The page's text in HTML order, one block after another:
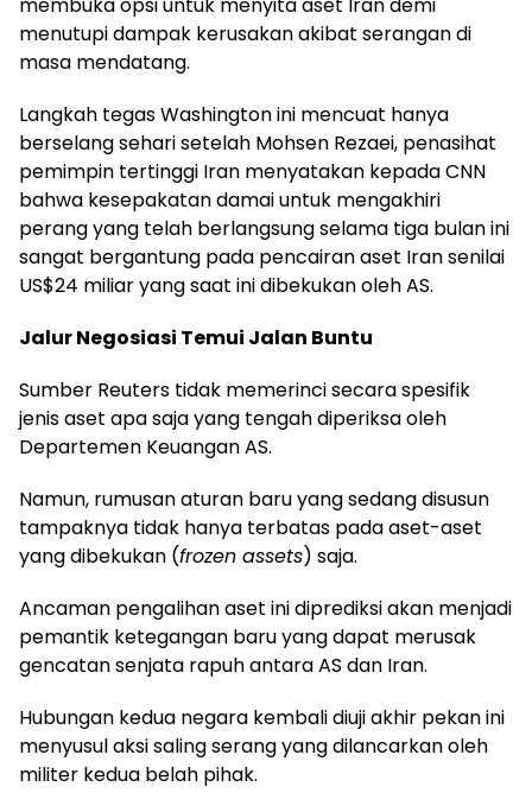
membuka opsi untuk menyita aset Iran demi
menutupi dampak kerusakan akibat serangan di
masa mendatang.
Langkah tegas Washington ini mencuat hanya
berselang sehari setelah Mohsen Rezaei, penasihat
pemimpin tertinggi Iran menyatakan kepada CNN
bahwa kesepakatan damai untuk mengakhiri
perang yang telah berlangsung selama tiga bulan ini
sangat bergantung pada pencairan aset Iran senilai
US$24 miliar yang saat ini dibekukan oleh AS.
Jalur Negosiasi Temui Jalan Buntu
Sumber Reuters tidak memerinci secara spesifik
jenis aset apa saja yang tengah diperiksa oleh
Departemen Keuangan AS.
Namun, rumusan aturan baru yang sedang disusun
tampaknya tidak hanya terbatas pada aset-aset
yang dibekukan (frozen assets) saja.
Ancaman pengalihan aset ini diprediksi akan menjadi
pemantik ketegangan baru yang dapat merusak
gencatan senjata rapuh antara AS dan Iran.
Hubungan kedua negara kembali diuji akhir pekan ini
menyusul aksi saling serang yang dilancarkan oleh
militer kedua belah pihak.